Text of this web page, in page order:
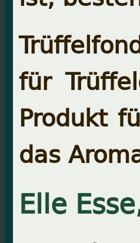
für
Produkt
das
Elle